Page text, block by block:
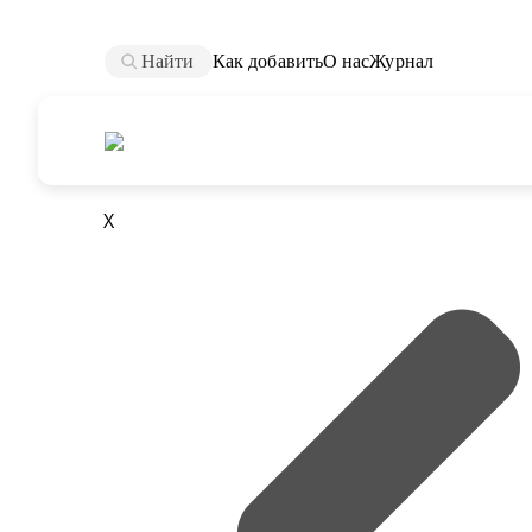
Найти Как добавитьО насЖурнал
X